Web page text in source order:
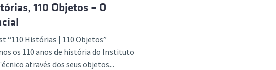
110 Objetos – O
“110 Histórias | 110 Objetos”
os 110 anos de história do Instituto
através dos seus objetos...